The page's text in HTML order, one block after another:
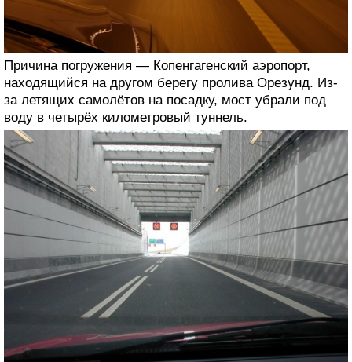
Причина погружения — Копенгагенский аэропорт,
находящийся на другом берегу пролива Орезунд. Из-
за летящих самолётов на посадку, мост убрали под
воду в четырёх километровый туннель.